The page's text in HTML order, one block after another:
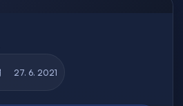
27. 6. 2021